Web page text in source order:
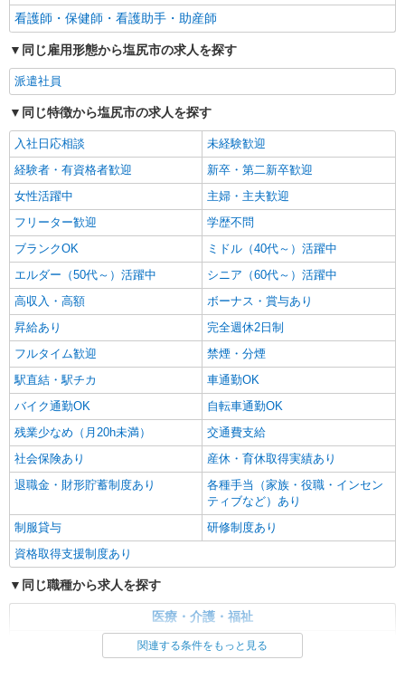
株式会社kotrio /●MT-H-2093272
＜塩尻市＞病院の看護助手＊日払いOK！即高
収入可♪
通費全支給(ガソリン代含む)＞
塩尻市
キープ 詳細を見る
派遣社員
株式会社kotrio /●MT-H-2086577
高収入を目指したい方必見！未経験でも日収
1.1万〜可！看護助手
時給1500円〜2125円 ＜日払い有/週払い有/交
通費全支給(ガソリン代含む)＞
塩尻市
キープ 詳細を見る
看護師・保健師・看護助手・助産師
同じ雇用形態から塩尻市の求人を探す
派遣社員
同じ特徴から塩尻市の求人を探す
入社日応相談
未経験歓迎
経験者・有資格者歓迎
新卒・第二新卒歓迎
女性活躍中
主婦・主夫歓迎
フリーター歓迎
学歴不問
ブランクOK
ミドル（40代～）活躍中
エルダー（50代～）活躍中
シニア（60代～）活躍中
高収入・高額
ボーナス・賞与あり
昇給あり
完全週休2日制
フルタイム歓迎
禁煙・分煙
駅直結・駅チカ
車通勤OK
バイク通勤OK
自転車通勤OK
残業少なめ（月20h未満）
交通費支給
社会保険あり
産休・育休取得実績あり
退職金・財形貯蓄制度あり
各種手当（家族・役職・インセン
ティブなど）あり
制服貸与
研修制度あり
資格取得支援制度あり
同じ職種から求人を探す
医療・介護・福祉
看護師・保健師・看護助手・助産師
関連する条件をもっと見る